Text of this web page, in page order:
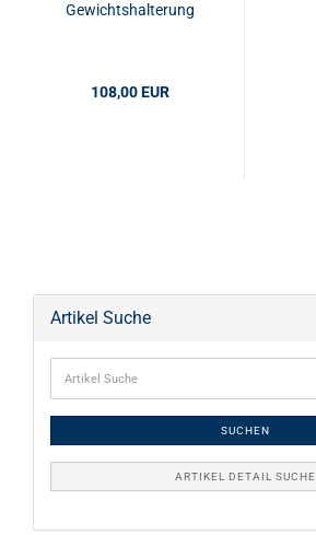
Gewichtshalterung
108,00 EUR
Artikel Suche
SUCHEN
ARTIKEL DETAIL SUCHE